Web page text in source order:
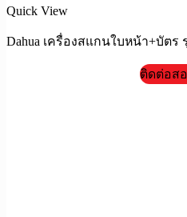
Quick View
Dahua เครื่องสแกนใบหน้า+บัตร
ติดต่อส